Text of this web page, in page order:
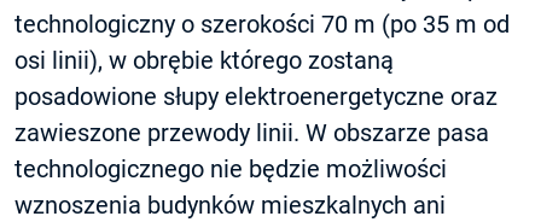
technologiczny o szerokości 70 m (po 35 m od
osi linii), w obrębie którego zostaną
posadowione słupy elektroenergetyczne oraz
zawieszone przewody linii. W obszarze pasa
technologicznego nie będzie możliwości
wznoszenia budynków mieszkalnych ani